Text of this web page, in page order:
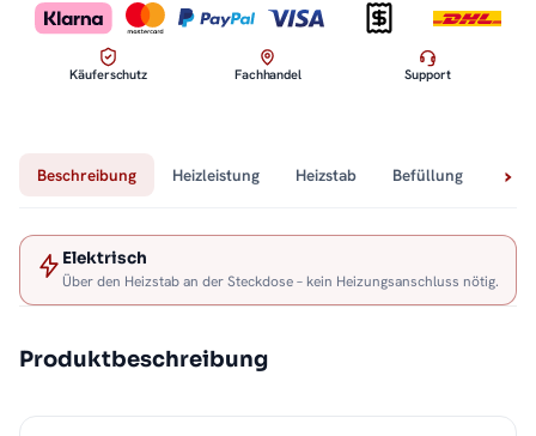
Käuferschutz Fachhandel Support
Beschreibung Heizleistung Heizstab Befüllung
Elektrisch
Über den Heizstab an der Steckdose – kein Heizungsanschluss nötig.
Produktbeschreibung